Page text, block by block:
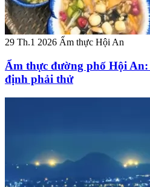
29 Th.1 2026 Ẩm thực Hội An
Ẩm thực đường phố Hội
định phải thử